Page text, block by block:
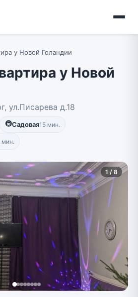
у Новой Голандии
у Новой
ул.Писарева д.18
🚇Садовая15 мин.
мин.
1 / 8